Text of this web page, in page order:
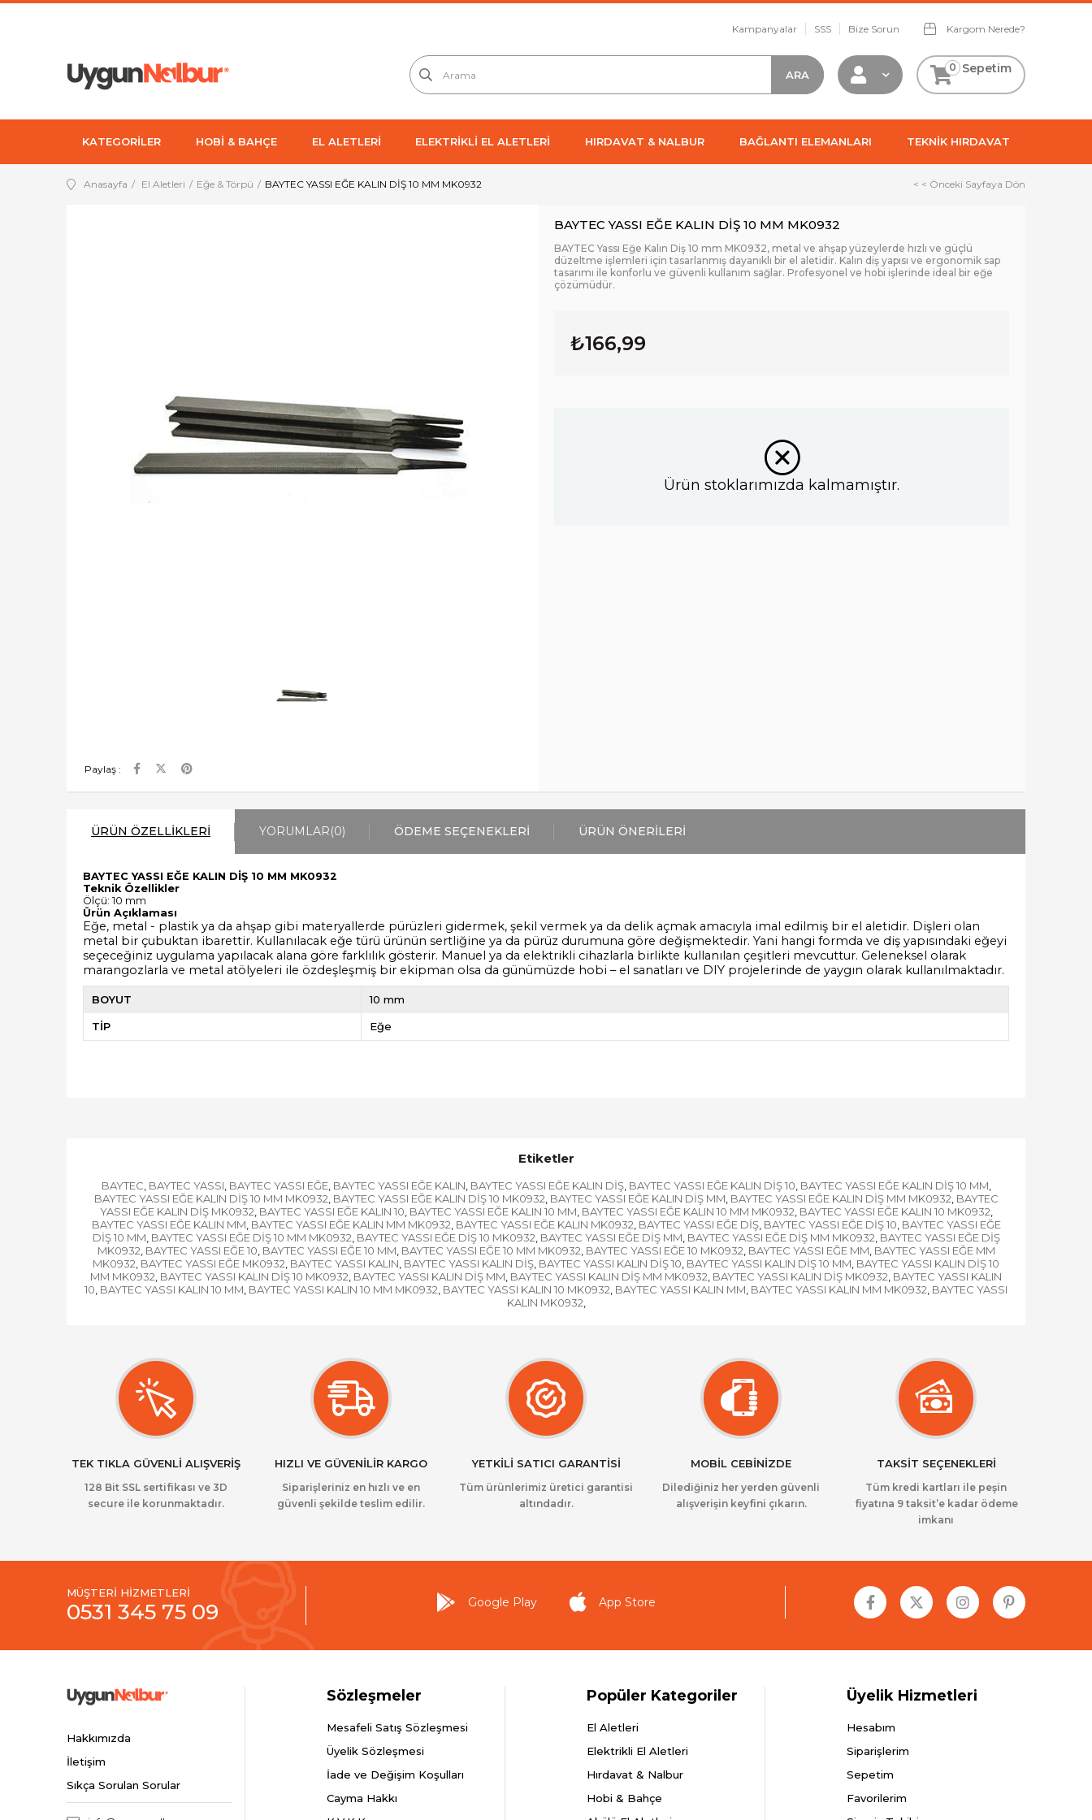
Kampanyalar SSS Bize Sorun Kargom Nerede?
Sepetim
0
KATEGORİLER HOBİ & BAHÇE EL ALETLERİ ELEKTRİKLİ EL ALETLERİ HIRDAVAT & NALBUR BAĞLANTI ELEMANLARI TEKNİK HIRDAVAT
Anasayfa El Aletleri Eğe & Törpü BAYTEC YASSI EĞE KALIN DİŞ 10 MM MK0932 < < Önceki Sayfaya Dön
Paylaş :
BAYTEC YASSI EĞE KALIN DİŞ 10 MM MK0932
BAYTEC Yassı Eğe Kalın Diş 10 mm MK0932, metal ve ahşap yüzeylerde hızlı ve güçlü
düzeltme işlemleri için tasarlanmış dayanıklı bir el aletidir. Kalın diş yapısı ve ergonomik sap
tasarımı ile konforlu ve güvenli kullanım sağlar. Profesyonel ve hobi işlerinde ideal bir eğe
çözümüdür.
₺166,99
Ürün stoklarımızda kalmamıştır.
ÜRÜN ÖZELLIKLERI YORUMLAR(0) ÖDEME SEÇENEKLERI ÜRÜN ÖNERILERI
BAYTEC YASSI EĞE KALIN DİŞ 10 MM MK0932
Teknik Özellikler
Ölçü: 10 mm
Ürün Açıklaması
Eğe, metal - plastik ya da ahşap gibi materyallerde pürüzleri gidermek, şekil vermek ya da delik açmak amacıyla imal edilmiş bir el aletidir. Dişleri olan
metal bir çubuktan ibarettir. Kullanılacak eğe türü ürünün sertliğine ya da pürüz durumuna göre değişmektedir. Yani hangi formda ve diş yapısındaki eğeyi
seçeceğiniz uygulama yapılacak alana göre farklılık gösterir. Manuel ya da elektrikli cihazlarla birlikte kullanılan çeşitleri mevcuttur. Geleneksel olarak
marangozlarla ve metal atölyeleri ile özdeşleşmiş bir ekipman olsa da günümüzde hobi – el sanatları ve DIY projelerinde de yaygın olarak kullanılmaktadır.
BOYUT 10 mm
TİP Eğe
Etiketler
BAYTEC, BAYTEC YASSI, BAYTEC YASSI EĞE, BAYTEC YASSI EĞE KALIN, BAYTEC YASSI EĞE KALIN DİŞ, BAYTEC YASSI EĞE KALIN DİŞ 10, BAYTEC YASSI EĞE KALIN DİŞ 10 MM,
BAYTEC YASSI EĞE KALIN DİŞ 10 MM MK0932, BAYTEC YASSI EĞE KALIN DİŞ 10 MK0932, BAYTEC YASSI EĞE KALIN DİŞ MM, BAYTEC YASSI EĞE KALIN DİŞ MM MK0932, BAYTEC
YASSI EĞE KALIN DİŞ MK0932, BAYTEC YASSI EĞE KALIN 10, BAYTEC YASSI EĞE KALIN 10 MM, BAYTEC YASSI EĞE KALIN 10 MM MK0932, BAYTEC YASSI EĞE KALIN 10 MK0932,
BAYTEC YASSI EĞE KALIN MM, BAYTEC YASSI EĞE KALIN MM MK0932, BAYTEC YASSI EĞE KALIN MK0932, BAYTEC YASSI EĞE DİŞ, BAYTEC YASSI EĞE DİŞ 10, BAYTEC YASSI EĞE
DİŞ 10 MM, BAYTEC YASSI EĞE DİŞ 10 MM MK0932, BAYTEC YASSI EĞE DİŞ 10 MK0932, BAYTEC YASSI EĞE DİŞ MM, BAYTEC YASSI EĞE DİŞ MM MK0932, BAYTEC YASSI EĞE DİŞ
MK0932, BAYTEC YASSI EĞE 10, BAYTEC YASSI EĞE 10 MM, BAYTEC YASSI EĞE 10 MM MK0932, BAYTEC YASSI EĞE 10 MK0932, BAYTEC YASSI EĞE MM, BAYTEC YASSI EĞE MM
MK0932, BAYTEC YASSI EĞE MK0932, BAYTEC YASSI KALIN, BAYTEC YASSI KALIN DİŞ, BAYTEC YASSI KALIN DİŞ 10, BAYTEC YASSI KALIN DİŞ 10 MM, BAYTEC YASSI KALIN DİŞ 10
MM MK0932, BAYTEC YASSI KALIN DİŞ 10 MK0932, BAYTEC YASSI KALIN DİŞ MM, BAYTEC YASSI KALIN DİŞ MM MK0932, BAYTEC YASSI KALIN DİŞ MK0932, BAYTEC YASSI KALIN
10, BAYTEC YASSI KALIN 10 MM, BAYTEC YASSI KALIN 10 MM MK0932, BAYTEC YASSI KALIN 10 MK0932, BAYTEC YASSI KALIN MM, BAYTEC YASSI KALIN MM MK0932, BAYTEC YASSI
KALIN MK0932,
TEK TIKLA GÜVENLİ ALIŞVERİŞ
128 Bit SSL sertifikası ve 3D
secure ile korunmaktadır.
HIZLI VE GÜVENİLİR KARGO
Siparişleriniz en hızlı ve en
güvenli şekilde teslim edilir.
YETKİLİ SATICI GARANTİSİ
Tüm ürünlerimiz üretici garantisi
altındadır.
MOBİL CEBİNİZDE
Dilediğiniz her yerden güvenli
alışverişin keyfini çıkarın.
TAKSİT SEÇENEKLERİ
Tüm kredi kartları ile peşin
fiyatına 9 taksit’e kadar ödeme
imkanı
MÜŞTERİ HİZMETLERİ
0531 345 75 09 Google Play App Store
Hakkımızda
İletişim
Sıkça Sorulan Sorular
Sözleşmeler
Mesafeli Satış Sözleşmesi
Üyelik Sözleşmesi
İade ve Değişim Koşulları
Cayma Hakkı
Popüler Kategoriler
El Aletleri
Elektrikli El Aletleri
Hırdavat & Nalbur
Hobi & Bahçe
Üyelik Hizmetleri
Hesabım
Siparişlerim
Sepetim
Favorilerim